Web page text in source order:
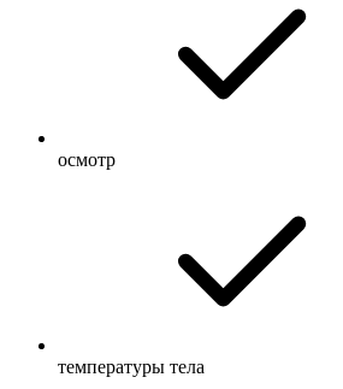
осмотр
температуры тела